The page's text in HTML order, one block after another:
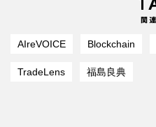
AIreVOICE Blockchain
TradeLens 福島良典